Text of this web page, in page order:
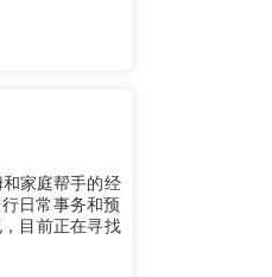
家庭帮手的经
日常事务和预